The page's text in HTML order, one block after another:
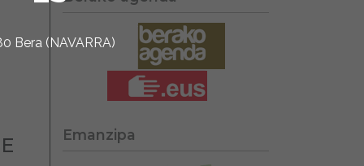
Bera (NAVARRA)
Emanzipa